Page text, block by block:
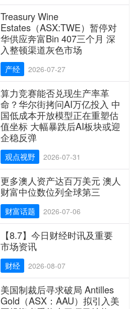
Treasury Wine
Estates（ASX:TWE）暂停对
华供应奔富Bin 407三个月 深
入整顿渠道灰色市场
产经 2026-07-27
算力竞赛能否兑现生产率革
命？华尔街拷问AI万亿投入 中
国低成本开放模型正在重塑估
值坐标 大幅暴跌后AI板块或迎
企稳反弹
观点视野 2026-07-31
更多澳人资产达百万美元 澳人
财富中位数位列全球第三
财富话题 2026-07-06
【8.7】今日财经时讯及重要
市场资讯
财经 2026-08-07
美国制裁后寻求破局 Antilles
Gold（ASX：AAU）拟引入美